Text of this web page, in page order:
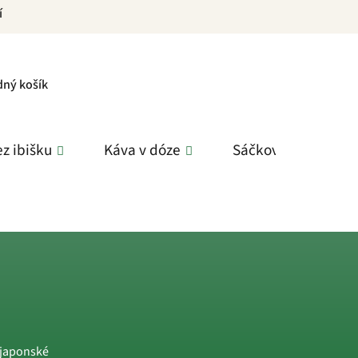
košík
ibišku Káva v dóze Sáčkové čaje